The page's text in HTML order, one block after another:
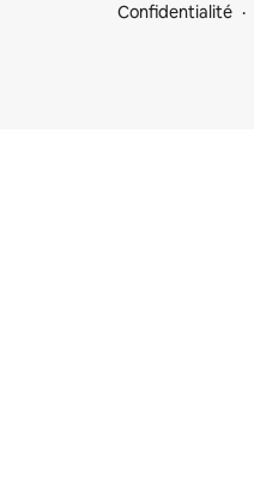
Confidentialité